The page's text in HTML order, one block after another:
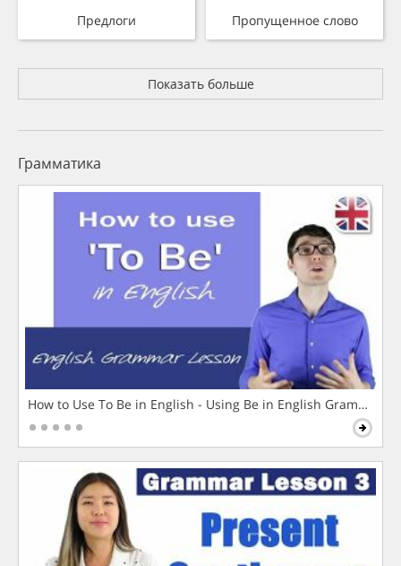
Предлоги Пропущенное слово
Показать больше
Грамматика
How to Use To Be in English - Using Be in English Grammar